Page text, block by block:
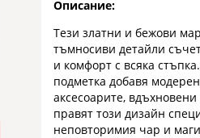
Описание:
Тези златни и бежови
тъмносиви детайли
и комфорт с всяка
подметка добавя
аксесоарите, вдъхновени
правят този дизайн
неповторимия чар и